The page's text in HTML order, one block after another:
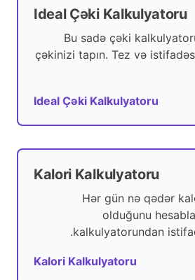
Ideal Çəki Kalkulyatoru
Bu sadə çəki
çəkinizi tapın. Tez və
Ideal Çəki Kalkulyatoru
Kalori Kalkulyatoru
Hər gün nə qədər
olduğunu
kalkulyatorundan
Kalori Kalkulyatoru